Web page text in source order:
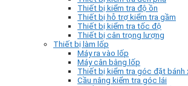
Thiết bị kiểm tra độ ồn
Thiết bị hỗ trợ kiểm tra gầm
Thiết bị kiểm tra tốc độ
Thiết bị cân trọng lượng
Thiết bị làm lốp
Máy ra vào lốp
Máy cân bằng lốp
Thiết bị kiểm tra góc đặt bánh
Cầu nâng kiểm tra góc lái